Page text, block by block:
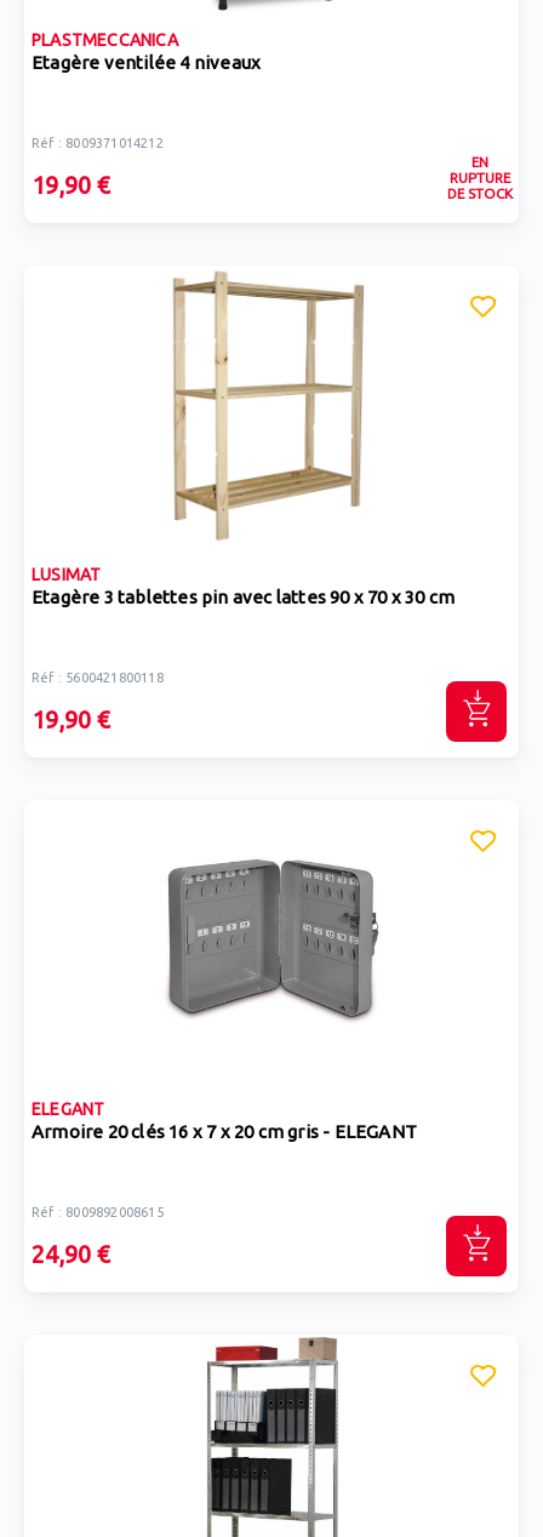
PLASTMECCANICA
Etagère ventilée 4 niveaux
Réf : 8009371014212
19,90 €
EN
RUPTURE
DE STOCK
LUSIMAT
Etagère 3 tablettes pin avec lattes 90 x 70 x 30 cm
Réf : 5600421800118
19,90 €
ELEGANT
Armoire 20 clés 16 x 7 x 20 cm gris - ELEGANT
Réf : 8009892008615
24,90 €